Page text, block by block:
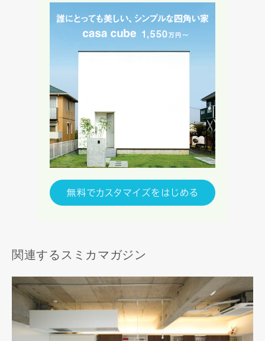
関連するスミカマガジン